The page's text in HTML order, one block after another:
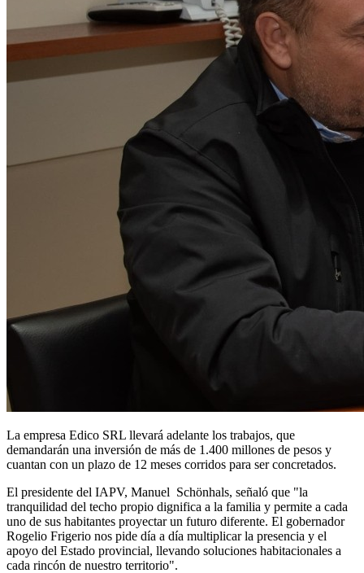
La empresa Edico SRL llevará adelante los trabajos, que
demandarán una inversión de más de 1.400 millones de pesos y
cuantan con un plazo de 12 meses corridos para ser concretados.
El presidente del IAPV, Manuel Schönhals, señaló que "la
tranquilidad del techo propio dignifica a la familia y permite a cada
uno de sus habitantes proyectar un futuro diferente. El gobernador
Rogelio Frigerio nos pide día a día multiplicar la presencia y el
apoyo del Estado provincial, llevando soluciones habitacionales a
cada rincón de nuestro territorio".